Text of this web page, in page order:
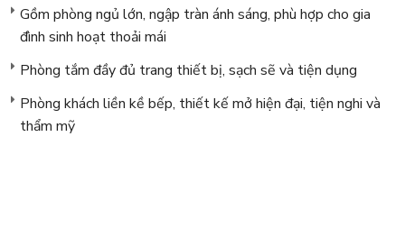
Gồm phòng ngủ lớn, ngập tràn ánh sáng, phù hợp cho gia
đình sinh hoạt thoải mái
Phòng tắm đầy đủ trang thiết bị, sạch sẽ và tiện dụng
Phòng khách liền kề bếp, thiết kế mở hiện đại, tiện nghi và
thẩm mỹ